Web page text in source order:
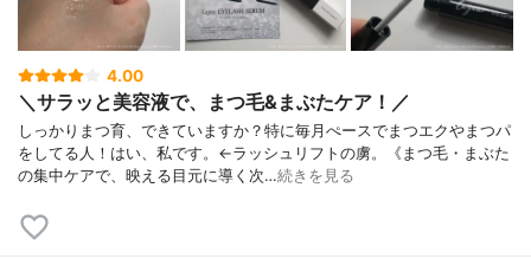
4.00
＼サラッと美容液で、まつ毛&まぶたケア！／
しっかりまつ育、できていますか？特に毎月ぺースでまつエクやまつパ
をしてる人！はい、私です。←ラッシュリフトの虜。《まつ毛・まぶた
の集中ケアで、映える目元に導く次…続きを見る